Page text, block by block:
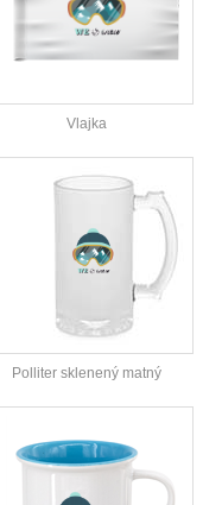
Vlajka
Polliter sklenený matný